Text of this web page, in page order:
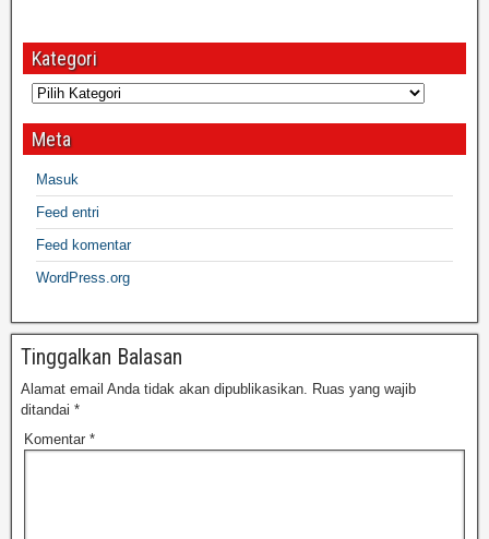
Kategori
Meta
Masuk
Feed entri
Feed komentar
WordPress.org
Tinggalkan Balasan
Alamat email Anda tidak akan dipublikasikan. Ruas yang wajib
ditandai *
Komentar *